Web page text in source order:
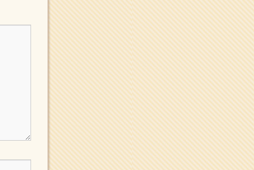
鍼灸治療です
イッパイイチゴ
おもわず食べたくなっちゃ
う
ほうげん日記
放言じゃなくて和尚さんの
名前だよ
面白いサイトみつけた
よ。
ヘェ～という感じ
chocolab.Air♪DIALY
ラブラドールのワンちゃん
がかわいいよ